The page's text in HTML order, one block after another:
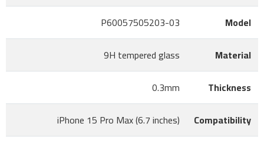
Model
P60057505203-03
Material
9H tempered glass
Thickness
0.3mm
Compatibility
iPhone 15 Pro Max (6.7 inches)